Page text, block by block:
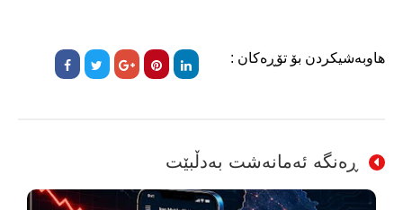
هاوبەشیکردن بۆ تۆڕەکان :
ڕەنگە ئەمانەشت بەدڵبێت